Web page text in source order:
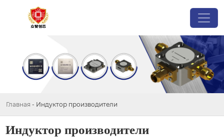
Главная - Индуктор производители
Индуктор производители